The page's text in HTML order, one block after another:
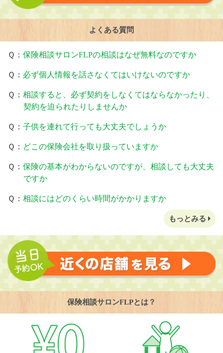
よくある質問
Ｑ： 保険相談サロンFLPの相談はなぜ無料なのですか
Ｑ： 必ず個人情報を話さなくてはいけないのですか
Ｑ： 相談すると、必ず契約をしなくてはならなかったり、
契約を迫られたりしませんか
Ｑ： 子供を連れて行っても大丈夫でしょうか
Ｑ： どこの保険会社を取り扱っていますか
Ｑ： 保険の基本がわからないのですが、相談しても大丈夫
ですか
Ｑ： 相談にはどのくらい時間がかかりますか
もっとみる
保険相談サロンFLPとは？